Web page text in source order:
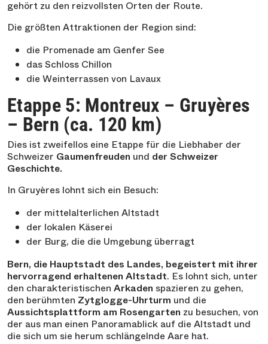
gehört zu den reizvollsten Orten der Route.
Die größten Attraktionen der Region sind:
die Promenade am Genfer See
das Schloss Chillon
die Weinterrassen von Lavaux
Etappe 5: Montreux – Gruyères
– Bern (ca. 120 km)
Dies ist zweifellos eine Etappe für die Liebhaber der
Schweizer Gaumenfreuden und der Schweizer
Geschichte.
In Gruyères lohnt sich ein Besuch:
der mittelalterlichen Altstadt
der lokalen Käserei
der Burg, die die Umgebung überragt
Bern, die Hauptstadt des Landes, begeistert mit ihrer
hervorragend erhaltenen Altstadt. Es lohnt sich, unter
den charakteristischen Arkaden spazieren zu gehen,
den berühmten Zytglogge-Uhrturm und die
Aussichtsplattform am Rosengarten zu besuchen, von
der aus man einen Panoramablick auf die Altstadt und
die sich um sie herum schlängelnde Aare hat.